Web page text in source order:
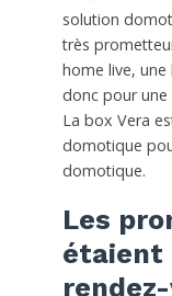
solution
très
home live, une
donc pour
La box Vera
domotique
domotique.
Les
étaient